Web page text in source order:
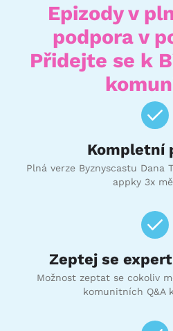
Epizody v
podpora v
Přidejte se k
Kompletní
Plná verze Byznyscastu Dana
appky 3x
Zeptej se
Možnost zeptat se cokoliv
komunitních Q&A